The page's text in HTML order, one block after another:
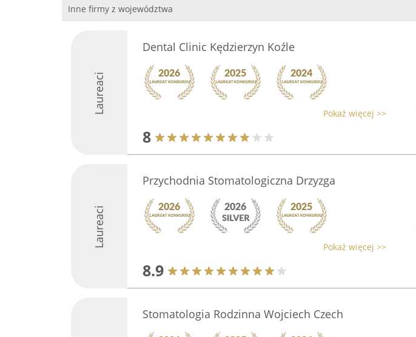
Inne firmy z województwa
Laureaci
Dental Clinic Kędzierzyn Koźle
Pokaż więcej >>
8
Laureaci
Przychodnia Stomatologiczna Drzyzga
Pokaż więcej >>
8.9
Stomatologia Rodzinna Wojciech Czech